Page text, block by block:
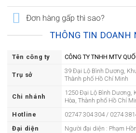
Đơn hàng gấp thì sao?
THÔNG TIN DOANH
Tên công ty CÔNG TY TNHH MTV
Trụ sở
39 Đại Lộ Bình Dương,
Thành phố Hồ Chí Minh
Chi nhánh
1250 Đại Lộ Bình Dương,
Hòa, Thành phố Hồ Chí
Hotline
02747 304 304 / 0274
Đại diện
Người đại diện : Phạm